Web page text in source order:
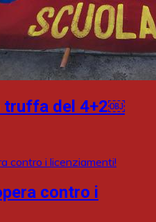
truffa del 4+2￼
contro i